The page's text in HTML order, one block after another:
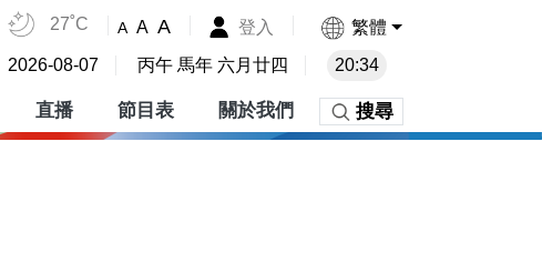
27˚C A A A 登入 繁體
2026-08-07 丙午 馬年 六月廿四 20:34
直播 節目表 關於我們 搜尋